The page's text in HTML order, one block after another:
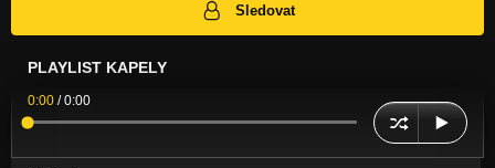
Sledovat
PLAYLIST KAPELY
0:00 /0:00